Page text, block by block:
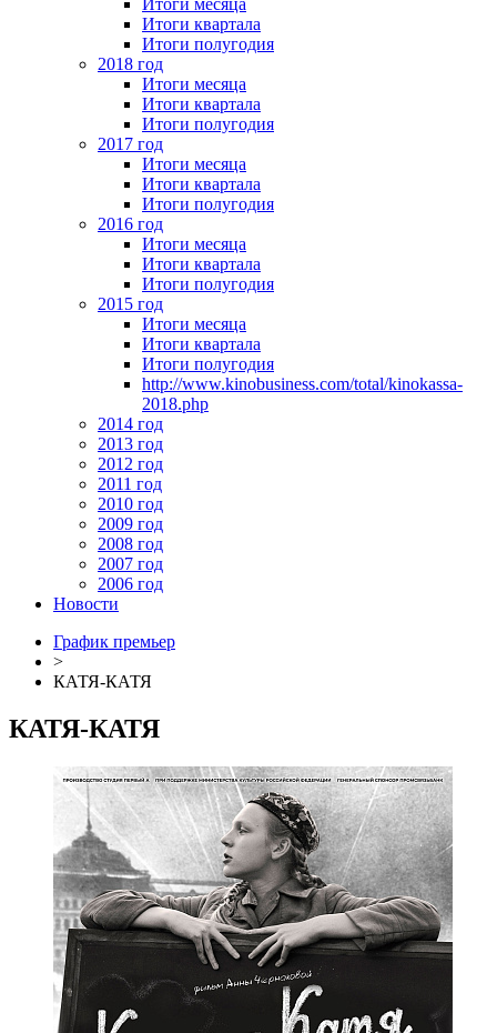
Итоги месяца
Итоги квартала
Итоги полугодия
2018 год
Итоги месяца
Итоги квартала
Итоги полугодия
2017 год
Итоги месяца
Итоги квартала
Итоги полугодия
2016 год
Итоги месяца
Итоги квартала
Итоги полугодия
2015 год
Итоги месяца
Итоги квартала
Итоги полугодия
http://www.kinobusiness.com/total/kinokassa-
2018.php
2014 год
2013 год
2012 год
2011 год
2010 год
2009 год
2008 год
2007 год
2006 год
Новости
График премьер
>
КАТЯ-КАТЯ
КАТЯ-КАТЯ